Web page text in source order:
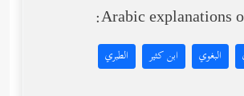
Arabic explanations
البغوي ابن كثير الطبري